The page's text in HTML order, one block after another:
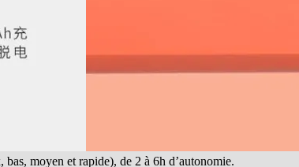
moyen et rapide), de 2 à 6h d’autonomie.